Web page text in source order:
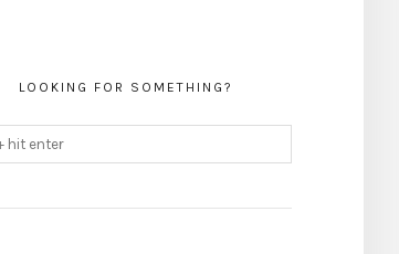
LOOKING FOR SOMETHING?